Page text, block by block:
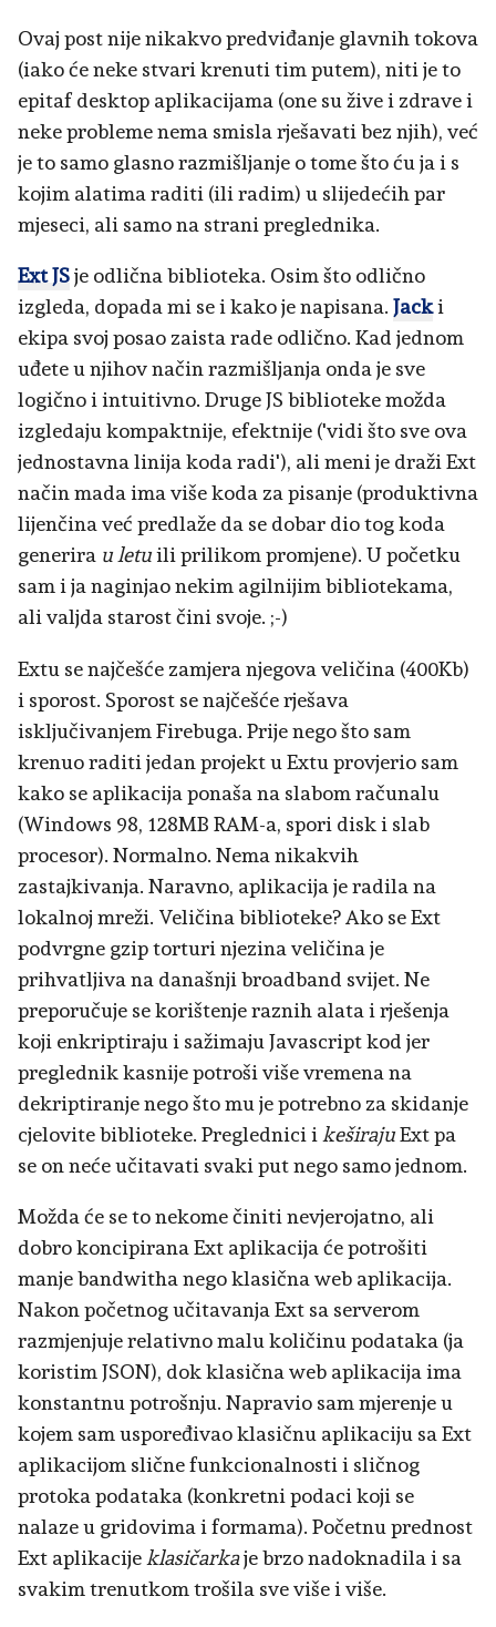
Ovaj post nije nikakvo predviđanje glavnih tokova
(iako će neke stvari krenuti tim putem), niti je to
epitaf desktop aplikacijama (one su žive i zdrave i
neke probleme nema smisla rješavati bez njih), već
je to samo glasno razmišljanje o tome što ću ja i s
kojim alatima raditi (ili radim) u slijedećih par
mjeseci, ali samo na strani preglednika.
Ext JSje odlična biblioteka. Osim što odlično
izgleda, dopada mi se i kako je napisana. Jacki
ekipa svoj posao zaista rade odlično. Kad jednom
uđete u njihov način razmišljanja onda je sve
logično i intuitivno. Druge JS biblioteke možda
izgledaju kompaktnije, efektnije ('vidi što sve ova
jednostavna linija koda radi'), ali meni je draži Ext
način mada ima više koda za pisanje (produktivna
lijenčina već predlaže da se dobar dio tog koda
generira u letuili prilikom promjene). U početku
sam i ja naginjao nekim agilnijim bibliotekama,
ali valjda starost čini svoje. ;-)
Extu se najčešće zamjera njegova veličina (400Kb)
i sporost. Sporost se najčešće rješava
isključivanjem Firebuga. Prije nego što sam
krenuo raditi jedan projekt u Extu provjerio sam
kako se aplikacija ponaša na slabom računalu
(Windows 98, 128MB RAM-a, spori disk i slab
procesor). Normalno. Nema nikakvih
zastajkivanja. Naravno, aplikacija je radila na
lokalnoj mreži. Veličina biblioteke? Ako se Ext
podvrgne gzip torturi njezina veličina je
prihvatljiva na današnji broadband svijet. Ne
preporučuje se korištenje raznih alata i rješenja
koji enkriptiraju i sažimaju Javascript kod jer
preglednik kasnije potroši više vremena na
dekriptiranje nego što mu je potrebno za skidanje
cjelovite biblioteke. Preglednici i keširajuExt pa
se on neće učitavati svaki put nego samo jednom.
Možda će se to nekome činiti nevjerojatno, ali
dobro koncipirana Ext aplikacija će potrošiti
manje bandwitha nego klasična web aplikacija.
Nakon početnog učitavanja Ext sa serverom
razmjenjuje relativno malu količinu podataka (ja
koristim JSON), dok klasična web aplikacija ima
konstantnu potrošnju. Napravio sam mjerenje u
kojem sam uspoređivao klasičnu aplikaciju sa Ext
aplikacijom slične funkcionalnosti i sličnog
protoka podataka (konkretni podaci koji se
nalaze u gridovima i formama). Početnu prednost
Ext aplikacije klasičarkaje brzo nadoknadila i sa
svakim trenutkom trošila sve više i više.